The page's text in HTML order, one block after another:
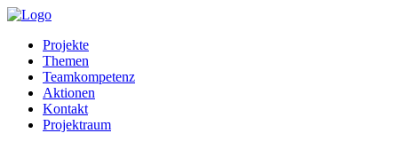
Projekte
Themen
Teamkompetenz
Aktionen
Kontakt
Projektraum